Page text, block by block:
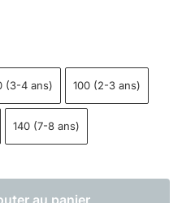
(3-4 ans) 100 (2-3 ans)
140 (7-8 ans)
au panier